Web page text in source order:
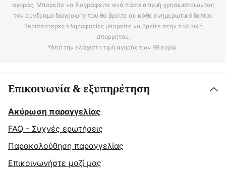
αγοράς. Μπορείτε να διαγραφείτε ανά πάσα στιγμή χρησιμοποιώντας
τον σύνδεσμο διαγραφής που θα βρείτε σε κάθε ενημερωτικό δελτίο.
Περισσότερες πληροφορίες μπορείτε να βρείτε στην πολιτική
απορρήτου.
*Από την ελάχιστη τιμή αγοράς των 99 ευρώ.
Επικοινωνία & εξυπηρέτηση
Ακύρωση παραγγελίας
FAQ - Συχνές ερωτήσεις
Παρακολούθηση παραγγελίας
Επικοινωνήστε μαζί μας